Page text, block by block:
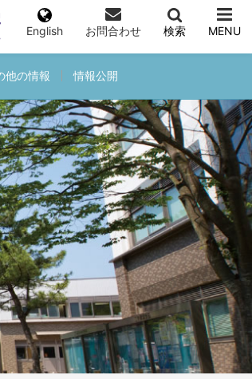
English お問合わせ 検索 MENU
他の情報 情報公開